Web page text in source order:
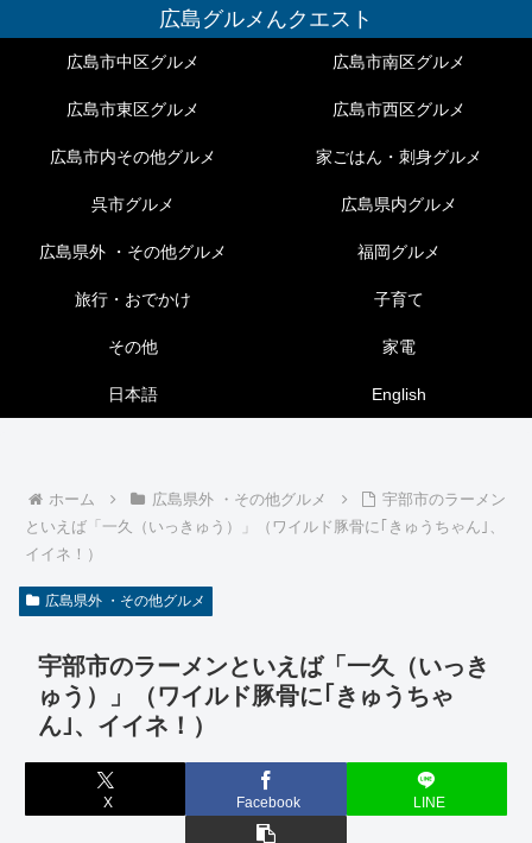
広島グルメんクエスト
広島市中区グルメ 広島市南区グルメ
広島市東区グルメ 広島市西区グルメ
広島市内その他グルメ 家ごはん・刺身グルメ
呉市グルメ 広島県内グルメ
広島県外 ・その他グルメ 福岡グルメ
旅行・おでかけ 子育て
その他 家電
日本語 English
ホーム 広島県外 ・その他グルメ
宇部市のラーメン
といえば「一久（いっきゅう）」（ワイルド豚骨に｢きゅうちゃん｣、
イイネ！）
広島県外 ・その他グルメ
宇部市のラーメンといえば「一久（いっき
ゅう）」（ワイルド豚骨に｢きゅうちゃ
ん｣、イイネ！）
X Facebook LINE